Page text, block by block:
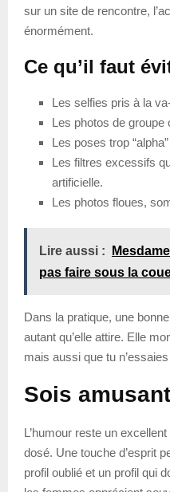
sur un site de rencontre,
énormément.
Ce qu’il faut
Les selfies pris à la
Les photos de groupe
Les poses trop
Les filtres excessifs
artificielle.
Les photos floues,
Lire aussi :
pas faire sous la
Dans la pratique, une
autant qu’elle attire. Elle
mais aussi que tu
Sois
L’humour reste un
dosé. Une touche d’esprit
profil oublié et un profil qui